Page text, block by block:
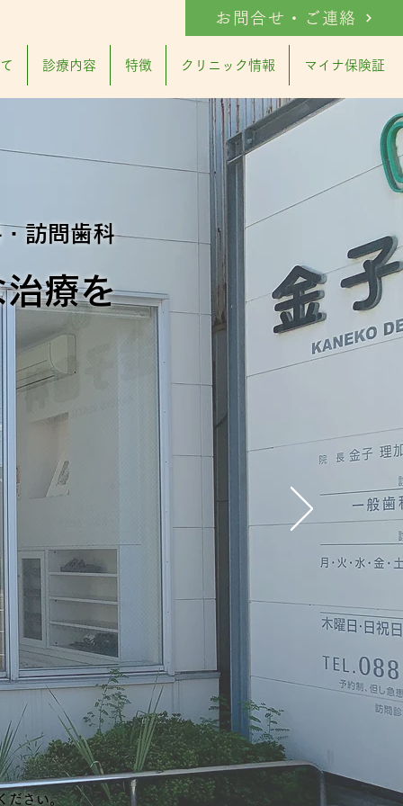
お問合せ・ご連絡
診療内容 特徴 クリニック情報 マイナ保険証
訪問歯科
療を
ださい。